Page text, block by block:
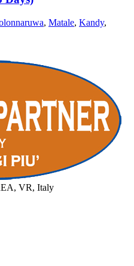
, Matale, Kandy,
VR, Italy